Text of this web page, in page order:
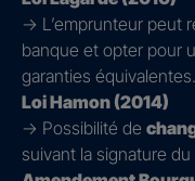
→ L’emprunteur peut
banque et opter pour
garanties équivalentes.
Loi Hamon (2014)
→ Possibilité de
suivant la signature